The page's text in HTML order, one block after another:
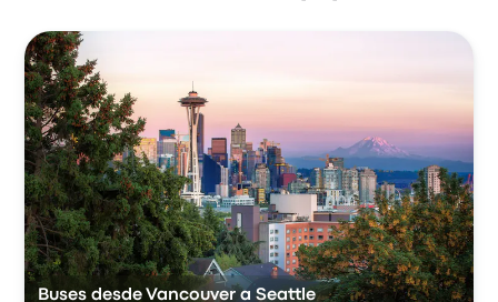
Buses desde Vancouver a Seattle